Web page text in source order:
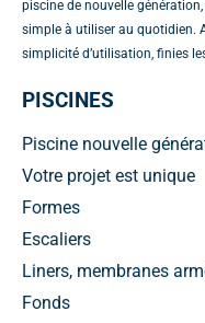
piscine de nouvelle
simple à utiliser au quotidien.
simplicité d’utilisation, finies
PISCINES
Piscine nouvelle
Votre projet est unique
Formes
Escaliers
Liners, membranes
Fonds